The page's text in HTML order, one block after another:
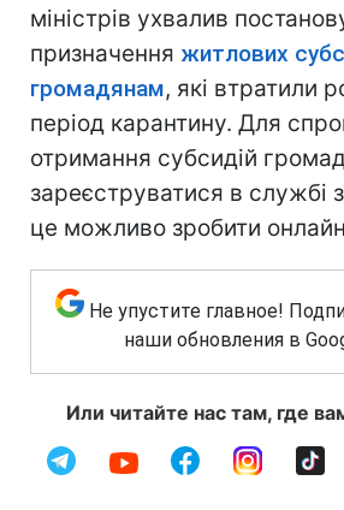
міністрів ухвалив
призначення житлових
громадянам, які втратили
період карантину. Для
отримання субсидій
зареєструватися в службі
це можливо зробити
Не упустите главное!
наши обновления в
Или читайте нас там, где